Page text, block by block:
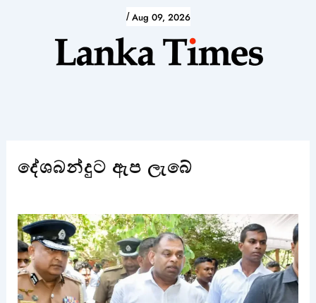
/ Aug 09, 2026
දේශබන්දුට ඇප ලැබේ